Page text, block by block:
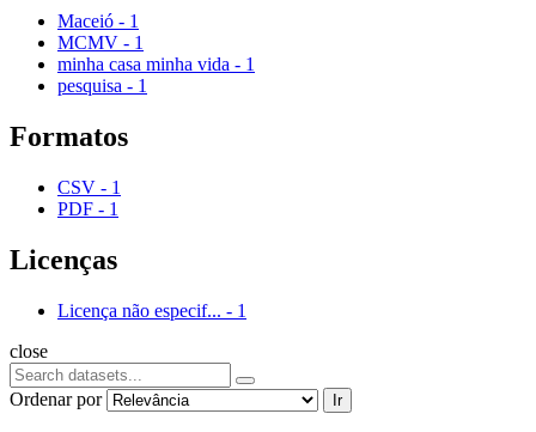
Maceió - 1
MCMV - 1
minha casa minha vida - 1
pesquisa - 1
Formatos
CSV - 1
PDF - 1
Licenças
Licença não especif... - 1
close
Ordenar por Ir